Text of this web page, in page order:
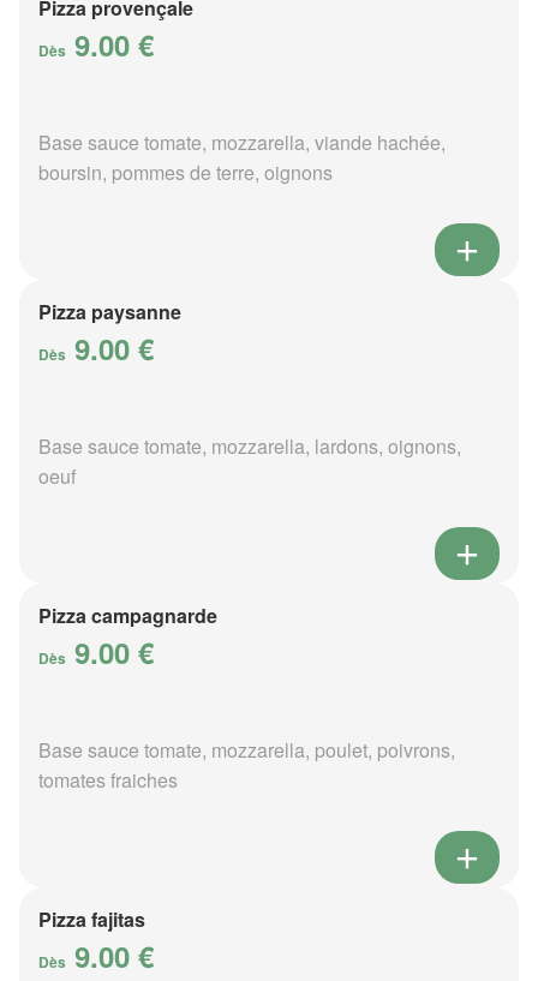
Pizza provençale
Dès 9.00 €
Base sauce tomate, mozzarella, viande hachée,
boursin, pommes de terre, oignons
Pizza paysanne
Dès 9.00 €
Base sauce tomate, mozzarella, lardons, oignons,
oeuf
Pizza campagnarde
Dès 9.00 €
Base sauce tomate, mozzarella, poulet, poivrons,
tomates fraiches
Pizza fajitas
Dès 9.00 €